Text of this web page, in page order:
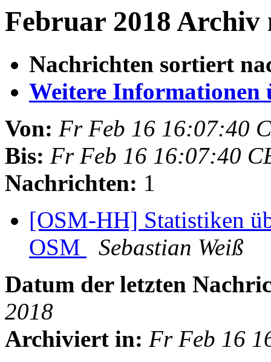
Februar 2018 Archiv
Nachrichten sortiert
Weitere Informationen
Von: Fr Feb 16 16:07:40
Bis: Fr Feb 16 16:07:40
Nachrichten: 1
[OSM-HH] Statistiken
OSM
Sebastian Weiß
Datum der letzten
2018
Archiviert in: Fr Feb 16